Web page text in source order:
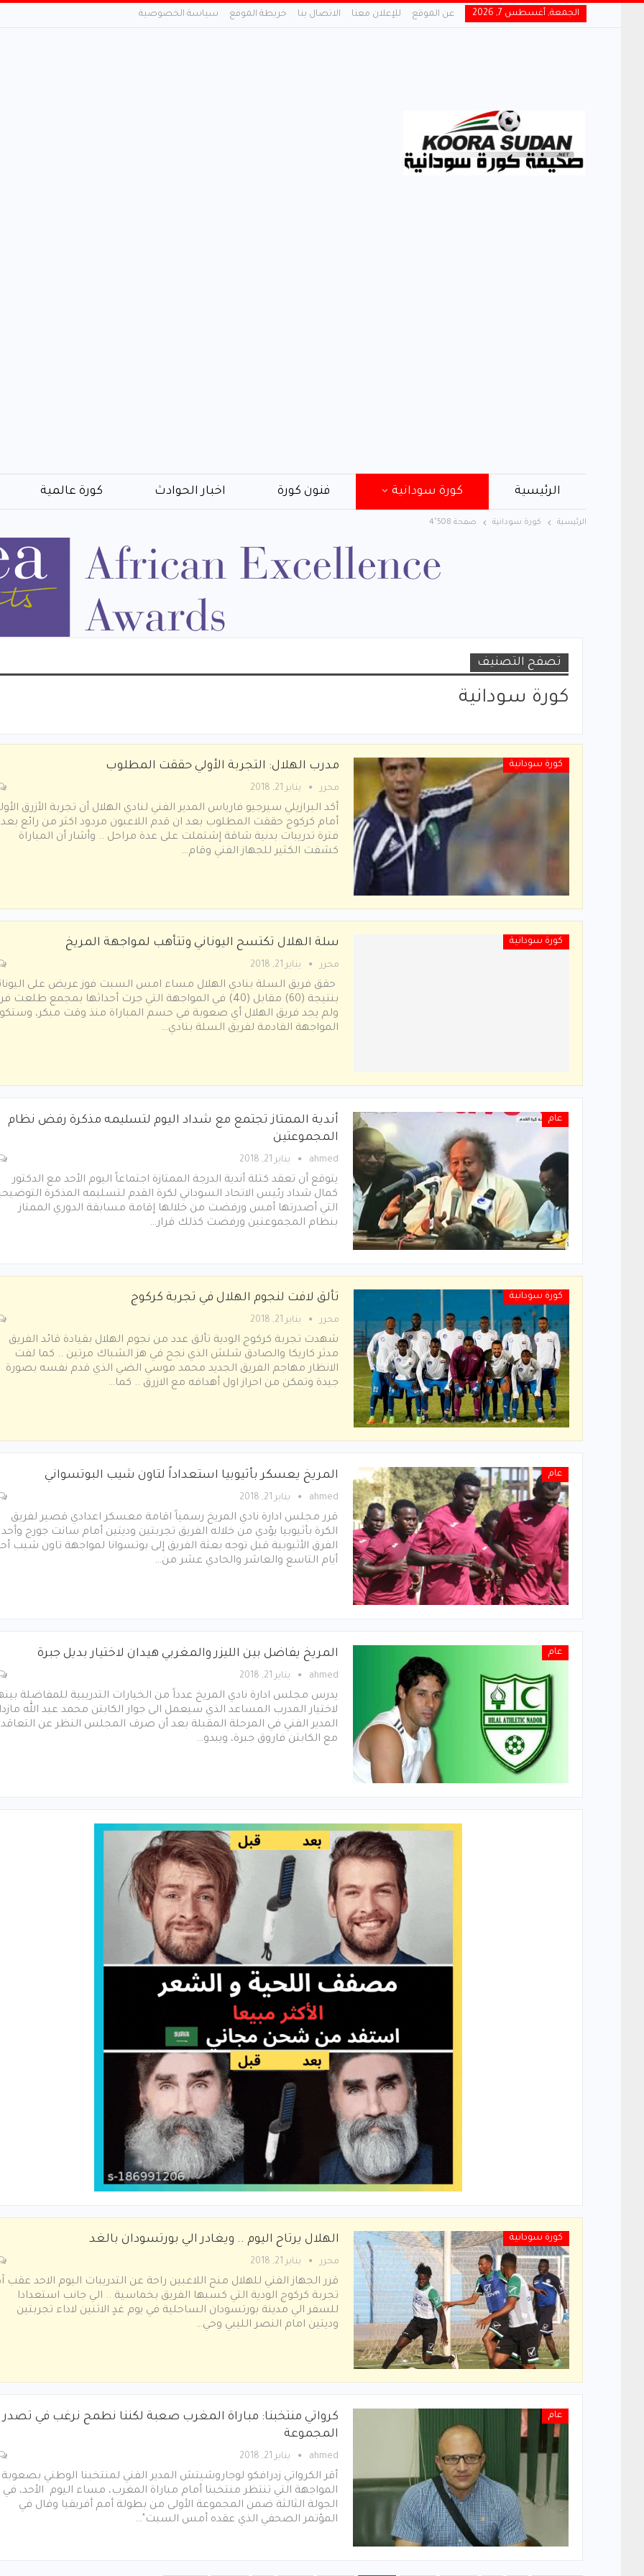
الجمعة, أغسطس 7, 2026 عن الموقع للإعلان معنا الاتصال بنا خريطة الموقع سياسة الخصوصية
الرئيسية كورة سودانية فنون كورة اخبار الحوادث كورة عالمية
الرئيسية كورة سودانية صفحة 4٬508
تصفح التصنيف
كورة سودانية
كورة سودانية مدرب الهلال: التجربة الأولي حققت المطلوب
محرر يناير 21, 2018
أكد البرازيلي سيرجيو فارياس المدير الفني لنادي الهلال أن تجربة الأزرق
أمام كركوج حققت المطلوب بعد ان قدم اللاعبون مردود اكثر من رائع بعد
فترة تدريبات بدنية شاقة إشتملت على عدة مراحل .. وأشار أن المباراة
كشفت الكثير للجهاز الفني وقام…
كورة سودانية سلة الهلال تكتسح اليوناني وتتأهب لمواجهة المريخ
محرر يناير 21, 2018
حقق فريق السلة بنادي الهلال مساء امس السبت فوز عريض على
بنتيجة (60) مقابل (40) في المواجهة التي جرت أحداثها بمجمع طلعت
ولم يجد فريق الهلال أي صعوبة في حسم المباراة منذ وقت مبكر،
المواجهة القادمة لفريق السلة بنادي…
عام
أندية الممتاز تجتمع مع شداد اليوم لتسليمه مذكرة رفض نظام
المجموعتين
ahmed يناير 21, 2018
يتوقع أن تعقد كتلة أندية الدرجة الممتازة اجتماعاً اليوم الأحد مع الدكتور
كمال شداد رئيس الاتحاد السوداني لكرة القدم لتسليمه المذكرة
التي أصدرتها أمس ورفضت من خلالها إقامة مسابقة الدوري الممتاز
بنظام المجموعتين ورفضت كذلك قرار…
كورة سودانية تألق لافت لنجوم الهلال في تجربة كركوج
محرر يناير 21, 2018
شهدت تجربة كركوج الودية تألق عدد من نجوم الهلال بقيادة قائد الفريق
مدثر كاريكا والصادق شلش الذي نجح في هز الشباك مرتين .. كما لفت
الانظار مهاجم الفريق الجديد محمد موسي الضي الذي قدم نفسه بصورة
جيدة وتمكن من احراز اول أهدافه مع الازرق .. كما…
عام المريخ يعسكر بأثيوبيا استعداداً لتاون شيب البوتسواني
ahmed يناير 21, 2018
قرر مجلس ادارة نادي المريخ رسمياً اقامة معسكر اعدادي قصير لفريق
الكرة بأثيوبيا يؤدي من خلاله الفريق تجربتين وديتين أمام سانت جورج وأحد
الفرق الأثيوبية قبل توجه بعثة الفريق إلى بوتسوانا لمواجهة تاون شيب
أيام التاسع والعاشر والحادي عشر من…
عام المريخ يفاضل بين الليزر والمغربي هيدان لاختيار بديل جبرة
ahmed يناير 21, 2018
يدرس مجلس ادارة نادي المريخ عدداً من الخيارات التدريبية للمفاضلة
لاختيار المدرب المساعد الذي سيعمل الى جوار الكابتن محمد عبد الله مازدا
المدير الفني في المرحلة المقبلة بعد أن صرف المجلس النظر عن التعاقد
مع الكابتن فاروق جبرة، ويبدو…
كورة سودانية الهلال يرتاح اليوم .. ويغادر الي بورتسودان بالغد
محرر يناير 21, 2018
قرر الجهاز الفني للهلال منح اللاعبين راحة عن التدريبات اليوم الاحد عقب
تجربة كركوج الودية التي كسبها الفريق بخماسية .. الي جانب استعدادا
للسفر الي مدينة بورتسودان الساحلية في يوم غدٍ الاثنين لاداء تجربتين
وديتين امام النصر الليبي وحي…
عام
كرواتي منتخبنا: مباراة المغرب صعبة لكننا نطمح نرغب في تصدر
المجموعة
ahmed يناير 21, 2018
أقر الكرواتي زدرافكو لوجاروشيتش المدير الفني لمنتخبنا الوطني بصعوبة
المواجهة التي تنتظر منتخبنا أمام مباراة المغرب، مساء اليوم الأحد، في
الجولة الثالثة ضمن المجموعة الأولى من بطولة أمم أفريقيا وقال في
المؤتمر الصحفي الذي عقده أمس السبت"…